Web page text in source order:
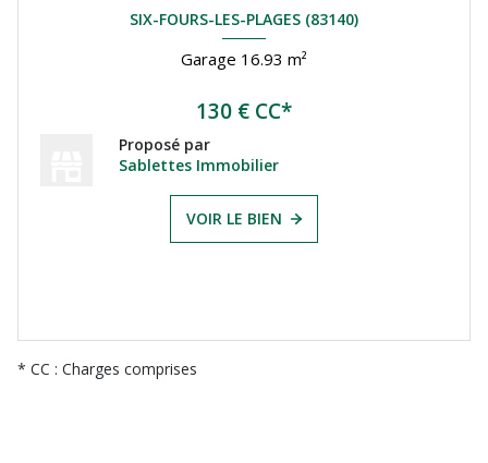
SIX-FOURS-LES-PLAGES (83140)
Garage 16.93 m²
130 € CC*
Proposé par
Sablettes Immobilier
VOIR LE BIEN
* CC : Charges comprises